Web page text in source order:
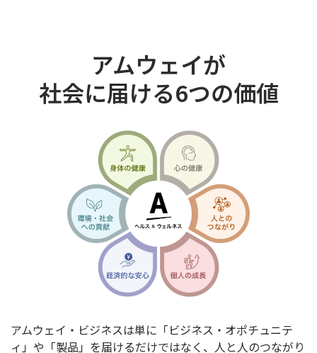
アムウェイが
社会に届ける6つの価値
アムウェイ・ビジネスは単に「ビジネス・オポチュニテ
ィ」や「製品」を届けるだけではなく、人と人のつながり